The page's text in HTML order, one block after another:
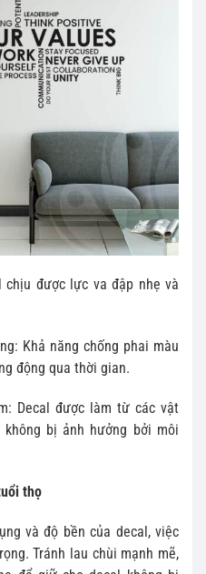
chịu được lực va đập nhẹ và
Khả năng chống phai màu
động qua thời gian.
Decal được làm từ các vật
bị ảnh hưởng bởi môi
thọ
và độ bền của decal, việc
Tránh lau chùi mạnh mẽ,